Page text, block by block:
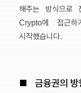
해주는 방식으로
Crypto에 접근
시작했습니다.
■ 금융권의 방